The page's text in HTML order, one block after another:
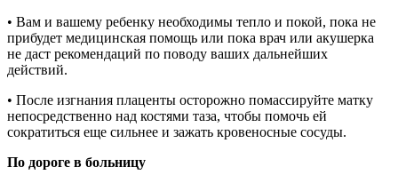
• Вам и вашему ребенку необходимы тепло и покой, пока не
прибудет медицинская помощь или пока врач или акушерка
не даст рекомендаций по поводу ваших дальнейших
действий.
• После изгнания плаценты осторожно помассируйте матку
непосредственно над костями таза, чтобы помочь ей
сократиться еще сильнее и зажать кровеносные сосуды.
По дороге в больницу